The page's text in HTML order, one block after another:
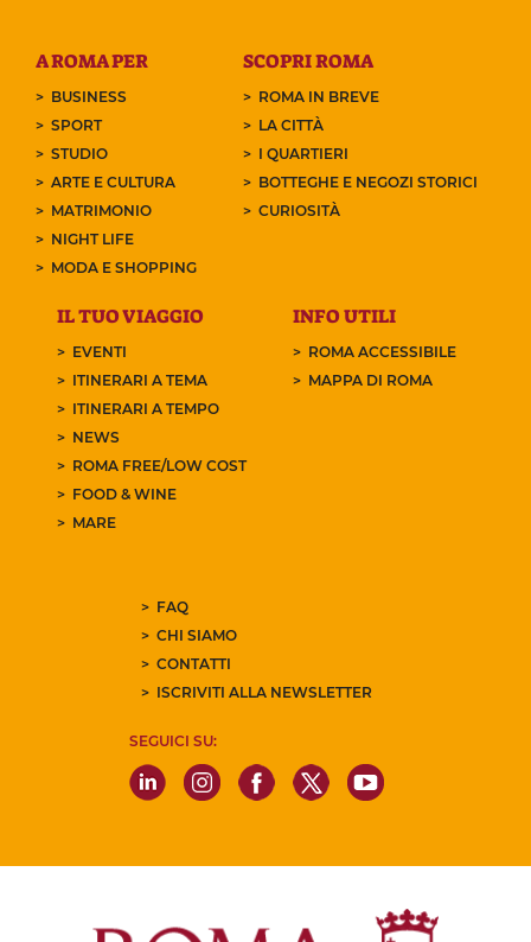
A ROMA PER
BUSINESS
SPORT
STUDIO
ARTE E CULTURA
MATRIMONIO
NIGHT LIFE
MODA E SHOPPING
SCOPRI ROMA
ROMA IN BREVE
LA CITTÀ
I QUARTIERI
BOTTEGHE E NEGOZI STORICI
CURIOSITÀ
IL TUO VIAGGIO
EVENTI
ITINERARI A TEMA
ITINERARI A TEMPO
NEWS
ROMA FREE/LOW COST
FOOD & WINE
MARE
INFO UTILI
ROMA ACCESSIBILE
MAPPA DI ROMA
FAQ
CHI SIAMO
CONTATTI
ISCRIVITI ALLA NEWSLETTER
SEGUICI SU: